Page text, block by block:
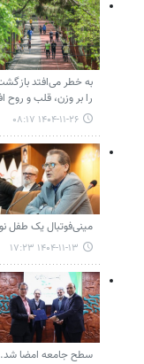
به خطر می‌افتد
را بر وزن، قلب و روح
۱۴۰۴-۱۱-۲۶ ۰۸:۱۷
مینی‌فوتبال یک طفل
۱۴۰۴-۱۱-۱۳ ۱۷:۲۳
سطح جامعه امضا شد.